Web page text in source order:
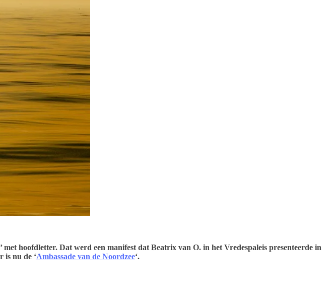
met hoofdletter. Dat werd een manifest dat Beatrix van O. in het Vredespaleis presenteerde in
is nu de ‘Ambassade van de Noordzee‘.